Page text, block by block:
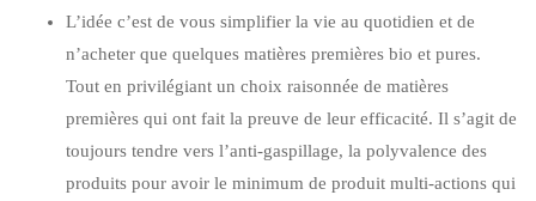
L’idée c’est de vous simplifier la vie au quotidien et de
n’acheter que quelques matières premières bio et pures.
Tout en privilégiant un choix raisonnée de matières
premières qui ont fait la preuve de leur efficacité. Il s’agit de
toujours tendre vers l’anti-gaspillage, la polyvalence des
produits pour avoir le minimum de produit multi-actions qui